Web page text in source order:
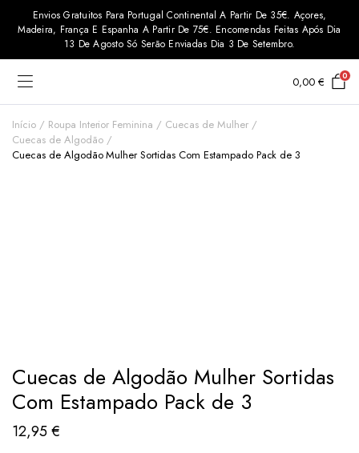
Envios Gratuitos Para Portugal Continental A Partir De 35€. Açores,
Madeira, França E Espanha A Partir De 75€. Encomendas Feitas Após Dia
13 De Agosto Só Serão Enviadas Dia 3 De Setembro.
0,00 € 0
Início Roupa Interior Feminina
Cuecas de Mulher
Cuecas de Algodão
Cuecas de Algodão Mulher Sortidas Com Estampado Pack de 3
Cuecas de Algodão Mulher Sortidas
Com Estampado Pack de 3
12,95€